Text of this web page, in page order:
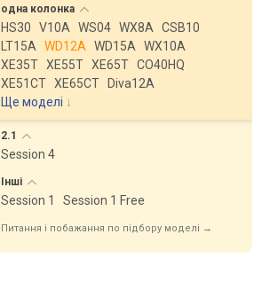
одна колонка
HS30 V10A WS04 WX8A
CSB10
LT15A
WD12A WD15A
WX10A
XE35T XE55T XE65T CO40HQ
XE51CT XE65CT
Diva12A
Ще моделі ↓
2.1
Session 4
Інші
Session 1 Session 1 Free
Питання і побажання по підбору моделі →